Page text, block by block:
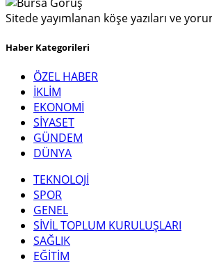
Sitede yayımlanan köşe yazıları ve
Haber Kategorileri
ÖZEL HABER
İKLİM
EKONOMİ
SİYASET
GÜNDEM
DÜNYA
TEKNOLOJİ
SPOR
GENEL
SİVİL TOPLUM KURULUŞLARI
SAĞLIK
EĞİTİM